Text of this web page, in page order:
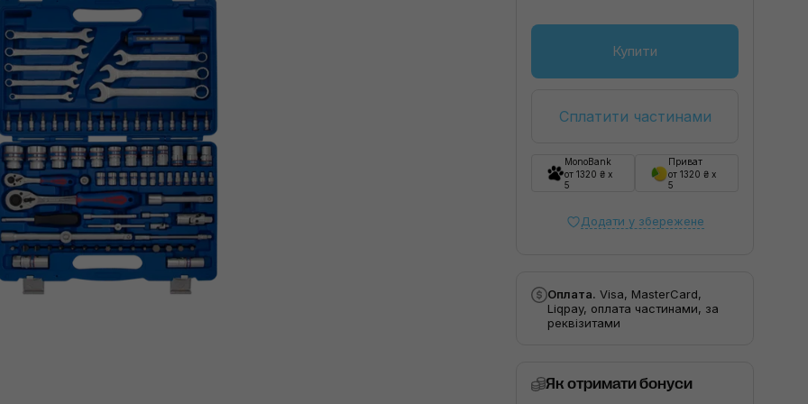
Купити
Сплатити частинами
MonoBank
от 1320 ₴ x
5
Приват
от 1320 ₴ x
5
Додати у збережене
Оплата. Visa, MasterCard,
Liqpay, оплата частинами, за
реквізитами
Як отримати бонуси